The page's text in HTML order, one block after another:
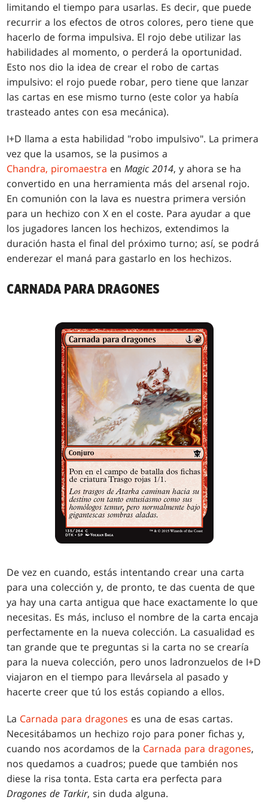
limitando el tiempo para usarlas. Es decir, que puede
recurrir a los efectos de otros colores, pero tiene que
hacerlo de forma impulsiva. El rojo debe utilizar las
habilidades al momento, o perderá la oportunidad.
Esto nos dio la idea de crear el robo de cartas
impulsivo: el rojo puede robar, pero tiene que lanzar
las cartas en ese mismo turno (este color ya había
trasteado antes con esa mecánica).
I+D llama a esta habilidad "robo impulsivo". La primera
vez que la usamos, se la pusimos a
Chandra, piromaestra enMagic 2014, y ahora se ha
convertido en una herramienta más del arsenal rojo.
En comunión con la lava es nuestra primera versión
para un hechizo con X en el coste. Para ayudar a que
los jugadores lancen los hechizos, extendimos la
duración hasta el final del próximo turno; así, se podrá
enderezar el maná para gastarlo en los hechizos.
CARNADA PARA DRAGONES
De vez en cuando, estás intentando crear una carta
para una colección y, de pronto, te das cuenta de que
ya hay una carta antigua que hace exactamente lo que
necesitas. Es más, incluso el nombre de la carta encaja
perfectamente en la nueva colección. La casualidad es
tan grande que te preguntas si la carta no se crearía
para la nueva colección, pero unos ladronzuelos de I+D
viajaron en el tiempo para llevársela al pasado y
hacerte creer que tú los estás copiando a ellos.
La Carnada para dragones es una de esas cartas.
Necesitábamos un hechizo rojo para poner fichas y,
cuando nos acordamos de la Carnada para dragones,
nos quedamos a cuadros; puede que también nos
diese la risa tonta. Esta carta era perfecta para
Dragones de Tarkir, sin duda alguna.